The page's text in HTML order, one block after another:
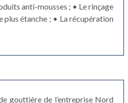
anti-mousses ; • Le rinçage
plus étanche ; • La récupération
gouttière de l’entreprise Nord